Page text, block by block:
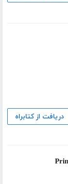
دریافت از کتابراه